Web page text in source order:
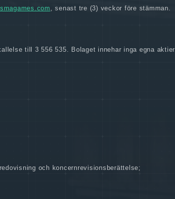
, senast tre (3) veckor före stämman.
till 3 556 535. Bolaget innehar inga egna aktier.
och koncernrevisionsberättelse;